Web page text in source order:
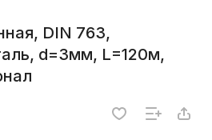
DIN 763,
d=3мм, L=120м,